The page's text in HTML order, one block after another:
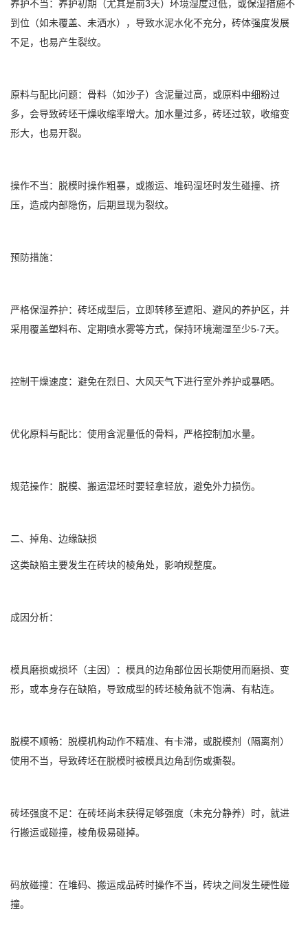
养护不当：养护初期（尤其是前3天）环境湿度过低，或保湿措施不
到位（如未覆盖、未洒水），导致水泥水化不充分，砖体强度发展
不足，也易产生裂纹。
原料与配比问题：骨料（如沙子）含泥量过高，或原料中细粉过
多，会导致砖坯干燥收缩率增大。加水量过多，砖坯过软，收缩变
形大，也易开裂。
操作不当：脱模时操作粗暴，或搬运、堆码湿坯时发生碰撞、挤
压，造成内部隐伤，后期显现为裂纹。
预防措施：
严格保湿养护：砖坯成型后，立即转移至遮阳、避风的养护区，并
采用覆盖塑料布、定期喷水雾等方式，保持环境潮湿至少5-7天。
控制干燥速度：避免在烈日、大风天气下进行室外养护或暴晒。
优化原料与配比：使用含泥量低的骨料，严格控制加水量。
规范操作：脱模、搬运湿坯时要轻拿轻放，避免外力损伤。
二、掉角、边缘缺损
这类缺陷主要发生在砖块的棱角处，影响规整度。
成因分析：
模具磨损或损坏（主因）：模具的边角部位因长期使用而磨损、变
形，或本身存在缺陷，导致成型的砖坯棱角就不饱满、有粘连。
脱模不顺畅：脱模机构动作不精准、有卡滞，或脱模剂（隔离剂）
使用不当，导致砖坯在脱模时被模具边角刮伤或撕裂。
砖坯强度不足：在砖坯尚未获得足够强度（未充分静养）时，就进
行搬运或碰撞，棱角极易碰掉。
码放碰撞：在堆码、搬运成品砖时操作不当，砖块之间发生硬性碰
撞。